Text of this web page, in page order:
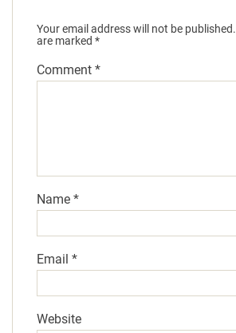
Your email address will not be published.
are marked *
Comment *
Name *
Email *
Website